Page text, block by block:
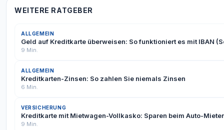
WEITERE RATGEBER
ALLGEMEIN
Geld auf Kreditkarte überweisen: So funktioniert es mit IBAN
9 Min.
ALLGEMEIN
Kreditkarten-Zinsen: So zahlen Sie niemals Zinsen
6 Min.
VERSICHERUNG
Kreditkarte mit Mietwagen-Vollkasko: Sparen beim Auto-
9 Min.